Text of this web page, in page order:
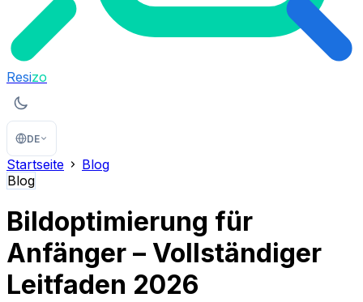
Resizo
DE
Startseite
Blog
Blog
Bildoptimierung für
Anfänger – Vollständiger
Leitfaden 2026